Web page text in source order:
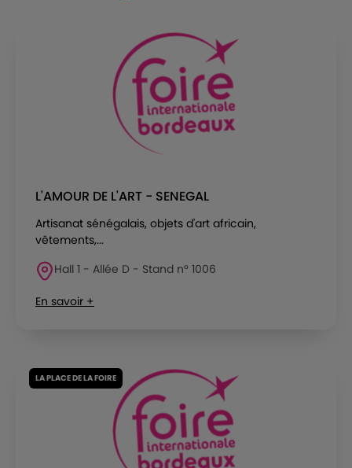
L'AMOUR DE L'ART - SENEGAL
Artisanat sénégalais, objets d'art africain,
vêtements,...
Hall 1 - Allée D - Stand n° 1006
En savoir +
LA PLACE DE LA FOIRE